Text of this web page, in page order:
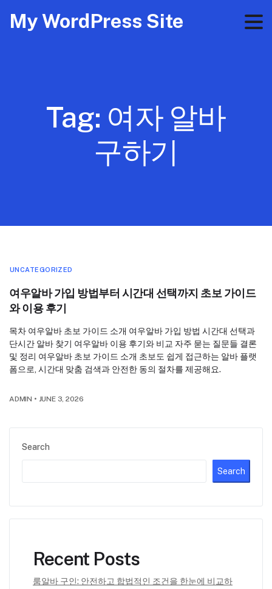
My WordPress Site
Tag: 여자 알바
구하기
Search
Search
Recent Posts
룸알바 구인: 안전하고 합법적인 조건을 한눈에 비교하
UNCATEGORIZED
여우알바 가입 방법부터 시간대 선택까지 초보 가이드
와 이용 후기
목차 여우알바 초보 가이드 소개 여우알바 가입 방법 시간대 선택과
단시간 알바 찾기 여우알바 이용 후기와 비교 자주 묻는 질문들 결론
및 정리 여우알바 초보 가이드 소개 초보도 쉽게 접근하는 알바 플랫
폼으로, 시간대 맞춤 검색과 안전한 동의 절차를 제공해요.
ADMIN • JUNE 3, 2026